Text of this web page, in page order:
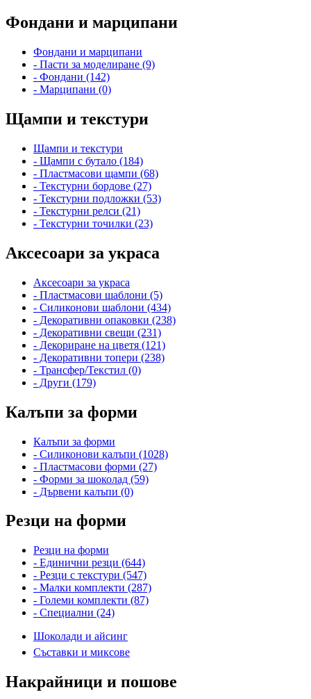
Фондани и марципани
Фондани и марципани
- Пасти за моделиране (9)
- Фондани (142)
- Марципани (0)
Щампи и текстури
Щампи и текстури
- Щампи с бутало (184)
- Пластмасови щампи (68)
- Текстурни бордове (27)
- Текстурни подложки (53)
- Текстурни релси (21)
- Текстурни точилки (23)
Аксесоари за украса
Аксесоари за украса
- Пластмасови шаблони (5)
- Силиконови шаблони (434)
- Декоративни опаковки (238)
- Декоративни свещи (231)
- Декориране на цветя (121)
- Декоративни топери (238)
- Трансфер/Текстил (0)
- Други (179)
Калъпи за форми
Калъпи за форми
- Силиконови калъпи (1028)
- Пластмасови форми (27)
- Форми за шоколад (59)
- Дървени калъпи (0)
Резци на форми
Резци на форми
- Единични резци (644)
- Резци с текстури (547)
- Малки комплекти (287)
- Големи комплекти (87)
- Специални (24)
Шоколади и айсинг
Съставки и миксове
Накрайници и пошове